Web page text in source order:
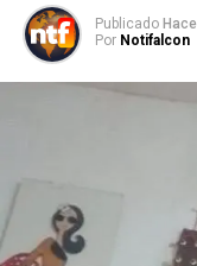
Publicado
Por Notifalcon